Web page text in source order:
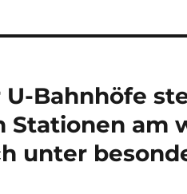
U-Bahnhöfe
Stationen am
unter